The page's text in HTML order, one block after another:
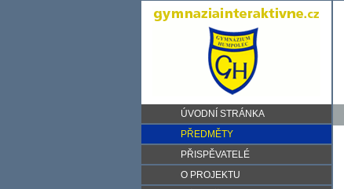
ÚVODNÍ STRÁNKA
PŘEDMĚTY
PŘISPĚVATELÉ
O PROJEKTU